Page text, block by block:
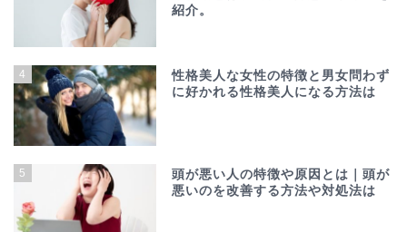
紹介。
4
性格美人な女性の特徴と男女問わず
に好かれる性格美人になる方法は
5
頭が悪い人の特徴や原因とは｜頭が
悪いのを改善する方法や対処法は